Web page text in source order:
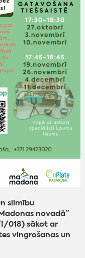
slimību
novadā”
018) sākot ar
vingrošanas un